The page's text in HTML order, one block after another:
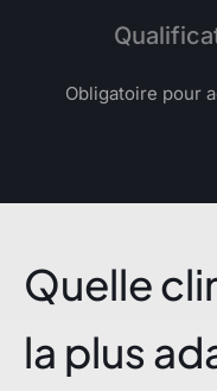
Obligatoire pour
Quelle
la plus